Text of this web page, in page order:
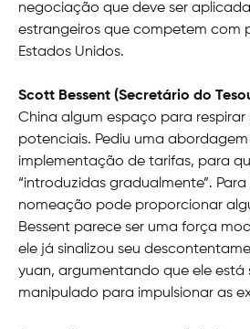
negociação que deve ser
estrangeiros que competem com
Estados Unidos.
Scott Bessent (Secretário do
China algum espaço para respirar
potenciais. Pediu uma
implementação de tarifas, para
“introduzidas gradualmente”. Para
nomeação pode proporcionar
Bessent parece ser uma força
ele já sinalizou seu
yuan, argumentando que ele está
manipulado para impulsionar as